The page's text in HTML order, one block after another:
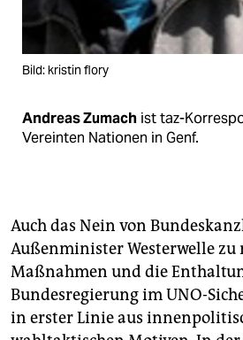
Bild: kristin flory
Andreas Zumach ist taz-
Vereinten Nationen in Genf.
Auch das Nein von
Außenminister Westerwelle
Maßnahmen und die
Bundesregierung im UNO-
in erster Linie aus